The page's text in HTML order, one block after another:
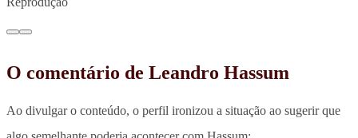
O comentário de Leandro Hassum
Ao divulgar o conteúdo, o perfil ironizou a situação ao sugerir que